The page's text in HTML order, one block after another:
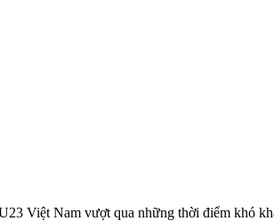
Việt Nam vượt qua những thời điểm khó